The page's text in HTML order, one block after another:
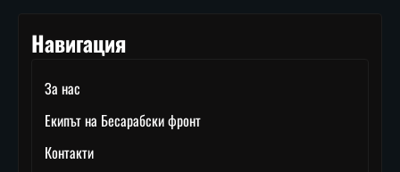
Навигация
За нас
Екипът на Бесарабски фронт
Контакти